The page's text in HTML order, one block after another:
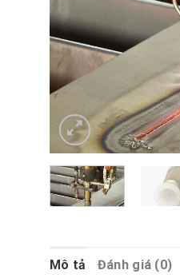
Mô tả Đánh giá (0)